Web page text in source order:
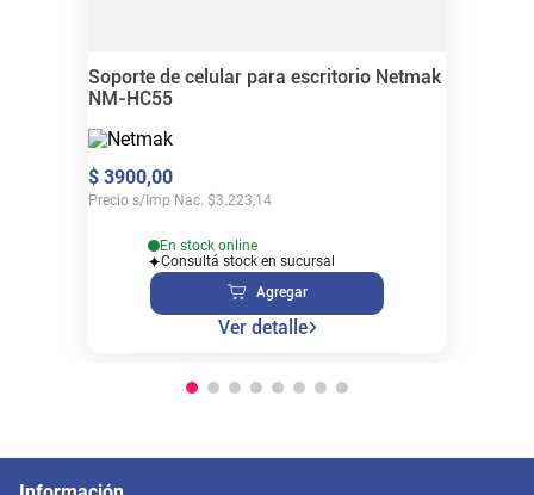
Soporte de celular para escritorio Netmak
NM-HC55
$ 3900,00
Precio s/Imp Nac. $3.223,14
En stock online
Consultá stock en sucursal
Agregar
Ver detalle